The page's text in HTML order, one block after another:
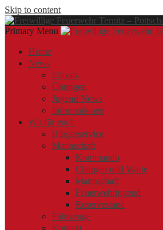
Skip to content
Primary Menu
Freiwillige Feuerwehr Ternitz – Pottschach
Home
News
Einsatz
Übungen
Jugend News
Informationen
Wir für euch
Bürgerservice
Mannschaft
Kommando
Chargen und Warte
Mannschaft
Feuerwehrjugend
Reservestand
Fahrzeuge
Kontakt